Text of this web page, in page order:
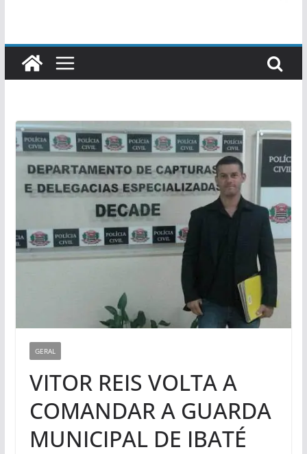
GERAL
VITOR REIS VOLTA A
COMANDAR A GUARDA
MUNICIPAL DE IBATÉ